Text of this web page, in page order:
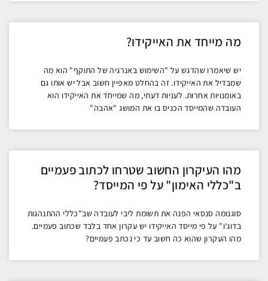
מה מייחד את האייקידו?
יש שיאמרו שהדגש על "השימוש באנרגיה של התוקף" הוא מה
שמבדיל את האייקידו. זה בהחלט מאפיין חשוב אבל יש אותו גם
באומנויות אחרות. לעניות דעתי, מה שמייחד את האייקידו הוא
העובדה שהמייסד הכניס בו את המושג "אהבה"
מהו העיקרון החשוב שטרחו לכתוב פעמיים
ב"כללי האימון" על פי המייסד?
סוגנומה סנסאי הפנה את תשומת ליבי לעובדה שב"כללי ההתנהגות
בדוג'ו" על פי מייסד האייקידו יש עקרון אחד בלבד שכתוב פעמיים.
מהו העקרון שהוא כה חשוב עד כי נכתב פעמיים?